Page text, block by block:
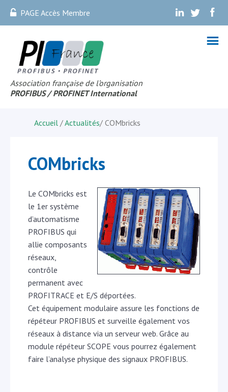
PAGE Accès Membre . . .
Association française de l’organisation
PROFIBUS / PROFINET International
Accueil /Actualités/ COMbricks
COMbricks
Le COMbricks est
le 1er système
d’automatisme
PROFIBUS qui
allie composants
réseaux,
contrôle
permanent avec
PROFITRACE et E/S déportées.
Cet équipement modulaire assure les fonctions de
répéteur PROFIBUS et surveille également vos
réseaux à distance via un serveur web. Grâce au
module répéteur SCOPE vous pourrez également
faire l’analyse physique des signaux PROFIBUS.